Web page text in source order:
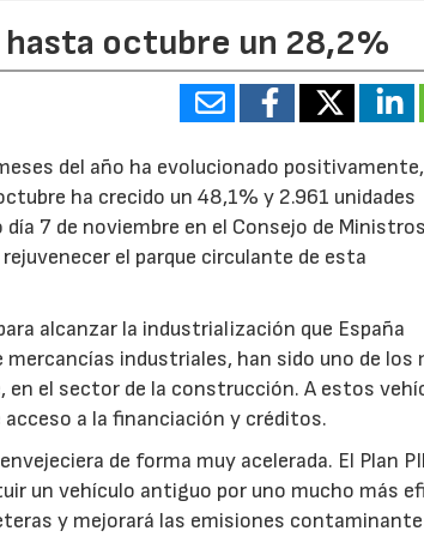
octubre un 28,2%
del año ha evolucionado
ha crecido un 48,1% y 2.961 unidades
7 de noviembre en el Consejo de
el parque circulante de esta
alcanzar la industrialización que España
industriales, han sido uno de los
el sector de la construcción. A estos
a la financiación y créditos.
de forma muy acelerada. El Plan
un vehículo antiguo por uno mucho más
y mejorará las emisiones